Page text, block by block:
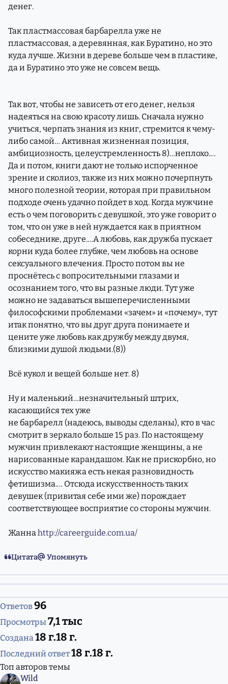
денег.
Так пластмассовая барбарелла уже не
пластмассовая, а деревянная, как Буратино, но это
куда лучше. Жизни в дереве больше чем в пластике,
да и Буратино это уже не совсем вещь.
Так вот, чтобы не зависеть от его денег, нельзя
надеяться на свою красоту лишь. Сначала нужно
учиться, черпать знания из книг, стремится к чему-
либо самой… Активная жизненная позиция,
амбициозность, целеустремленность 8)…неплохо.…
Да и потом, книги дают не только испорченное
зрение и сколиоз, также из них можно почерпнуть
много полезной теории, которая при правильном
подходе очень удачно пойдет в ход. Когда мужчине
есть о чем поговорить с девушкой, это уже говорит о
том, что он уже в ней нуждается как в приятном
собеседнике, друге.…А любовь, как дружба пускает
корни куда более глубже, чем любовь на основе
сексуального влечения. Просто потом вы не
проснётесь с вопросительными глазами и
осознанием того, что вы разные люди. Тут уже
можно не задаваться вышеперечисленными
философскими проблемами «зачем» и «почему», тут
итак понятно, что вы друг друга понимаете и
цените уже любовь как дружбу между двумя,
близкими душой людьми.(8))
Всё кукол и вещей больше нет. 8)
Ну и маленький…незначительный штрих,
касающийся тех уже
не барбарелл (надеюсь, выводы сделаны), кто в час
смотрит в зеркало больше 15 раз. По настоящему
мужчин привлекают настоящие женщины, а не
нарисованные карандашом. Как не прискорбно, но
искусство макияжа есть некая разновидность
фетишизма.… Отсюда искусственность таких
девушек (привитая себе ими же) порождает
соответствующее восприятие со стороны мужчин.
Жаннаhttp://careerguide.com.ua/
Цитата Упомянуть
Ответов96
Просмотры7,1 тыс
Создана18 г.18 г.
Последний ответ18 г.18 г.
Топ авторов темы
Wild